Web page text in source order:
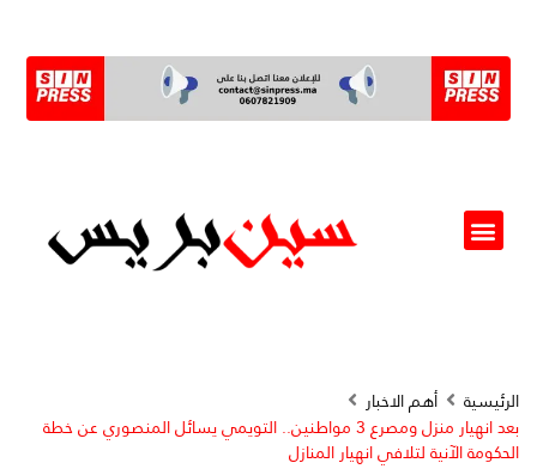
الرئيسية
أهم الاخبار
بعد انهيار منزل ومصرع 3 مواطنين.. التويمي يسائل المنصوري عن خطة
الحكومة الآنية لتلافي انهيار المنازل